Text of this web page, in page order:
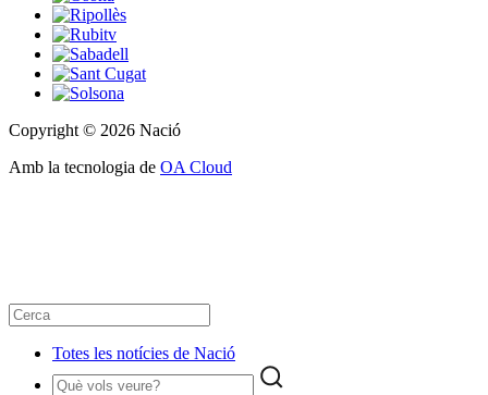
Copyright © 2026 Nació
Amb la tecnologia de OA Cloud
Totes les notícies de Nació